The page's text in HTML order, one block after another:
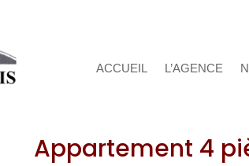
ACCUEIL L’AGENCE
Appartement 4